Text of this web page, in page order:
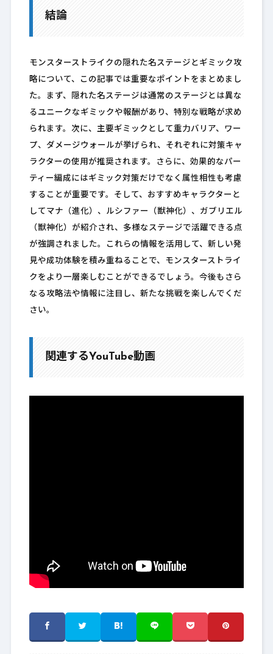
結論
モンスターストライクの隠れた名ステージとギミック攻
略について、この記事では重要なポイントをまとめまし
た。まず、隠れた名ステージは通常のステージとは異な
るユニークなギミックや報酬があり、特別な戦略が求め
られます。次に、主要ギミックとして重力バリア、ワー
プ、ダメージウォールが挙げられ、それぞれに対策キャ
ラクターの使用が推奨されます。さらに、効果的なパー
ティー編成にはギミック対策だけでなく属性相性も考慮
することが重要です。そして、おすすめキャラクターと
してマナ（進化）、ルシファー（獣神化）、ガブリエル
（獣神化）が紹介され、多様なステージで活躍できる点
が強調されました。これらの情報を活用して、新しい発
見や成功体験を積み重ねることで、モンスターストライ
クをより一層楽しむことができるでしょう。今後もさら
なる攻略法や情報に注目し、新たな挑戦を楽しんでくだ
さい。
関連するYouTube動画